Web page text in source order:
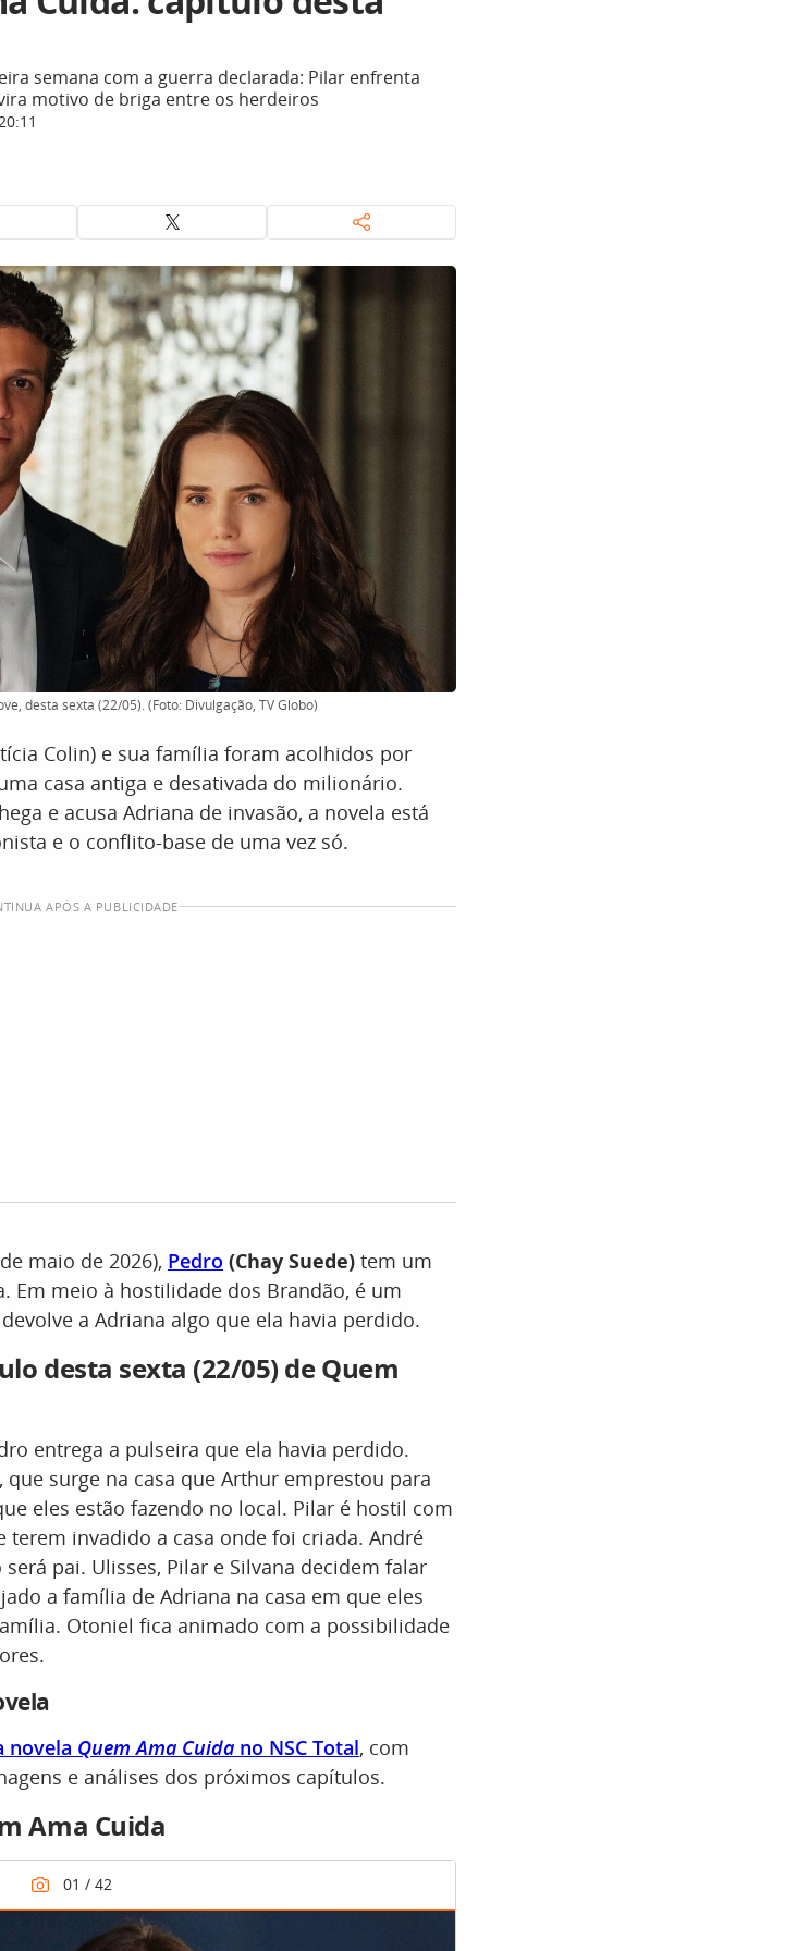
semana com a guerra declarada: Pilar enfrenta
motivo de briga entre os herdeiros
desta sexta (22/05). (Foto: Divulgação, TV Globo)
Colin) e sua família foram acolhidos por
casa antiga e desativada do milionário.
e acusa Adriana de invasão, a novela está
e o conflito-base de uma vez só.
APÓS A PUBLICIDADE
maio de 2026), Pedro (Chay Suede) tem um
Em meio à hostilidade dos Brandão, é um
a Adriana algo que ela havia perdido.
desta sexta (22/05) de Quem
entrega a pulseira que ela havia perdido.
surge na casa que Arthur emprestou para
eles estão fazendo no local. Pilar é hostil com
terem invadido a casa onde foi criada. André
pai. Ulisses, Pilar e Silvana decidem falar
a família de Adriana na casa em que eles
Otoniel fica animado com a possibilidade
novela Quem Ama Cuida no NSC Total, com
e análises dos próximos capítulos.
Ama Cuida